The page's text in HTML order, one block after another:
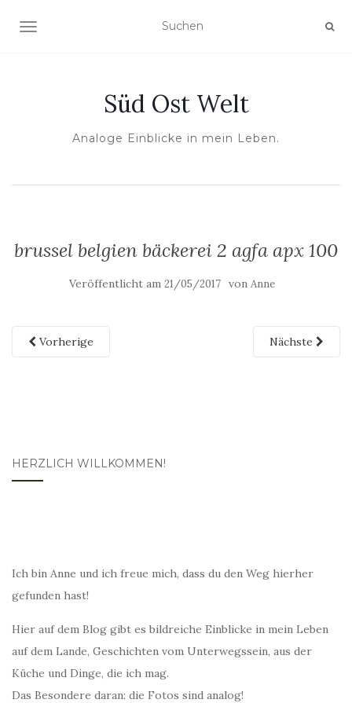
NAVIGATION UMSCHALTEN
Süd Ost Welt
Analoge Einblicke in mein Leben.
brussel belgien bäckerei 2 agfa apx 100
Veröffentlicht am 21/05/2017 von Anne
Vorherige Nächste
HERZLICH WILLKOMMEN!
Ich bin Anne und ich freue mich, dass du den Weg hierher
gefunden hast!
Hier auf dem Blog gibt es bildreiche Einblicke in mein Leben
auf dem Lande, Geschichten vom Unterwegssein, aus der
Küche und Dinge, die ich mag.
Das Besondere daran: die Fotos sind analog!